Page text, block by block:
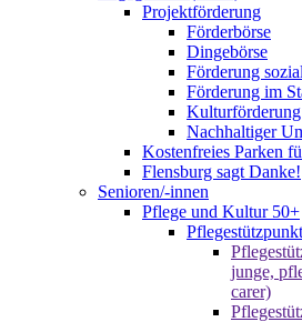
Projektförderung
Förderbörse
Dingebörse
Förderung
Förderung im
Kulturförderung
Nachhaltiger
Kostenfreies Parken
Flensburg sagt Danke!
Senioren/-innen
Pflege und Kultur 50+
Pflegestützpunkt
junge,
carer)